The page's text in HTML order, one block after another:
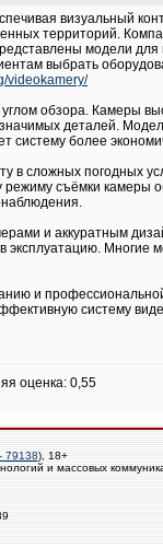
визуальный
территорий.
модели
выбрать
videokamery/
обзора. Камеры
деталей.
систему более
сложных погодных
съёмки
и аккуратным
и
систему
оценка: 0,55
), 18+
и массовых